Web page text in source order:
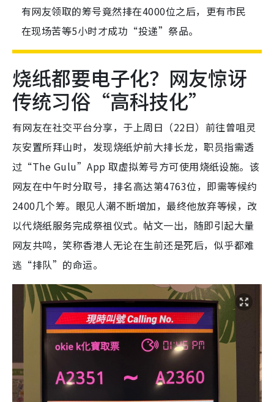
有网友领取的筹号竟然排在4000位之后，更有市民
在现场苦等5小时才成功“投递”祭品。
烧纸都要电子化？网友惊讶
传统习俗“高科技化”
有网友在社交平台分享，于上周日（22日）前往曾咀灵
灰安置所拜山时，发现烧纸炉前大排长龙，职员指需透
过“The Gulu”App 取虚拟筹号方可使用烧纸设施。该
网友在中午时分取号，排名高达第4763位，即需等候约
2400几个筹。眼见人潮不断增加，最终他放弃等候，改
以代烧纸服务完成祭祖仪式。帖文一出，随即引起大量
网友共鸣，笑称香港人无论在生前还是死后，似乎都难
逃“排队”的命运。